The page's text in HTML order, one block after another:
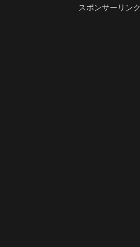
第か。参考サイト：わく☆すたスポンサーリンク